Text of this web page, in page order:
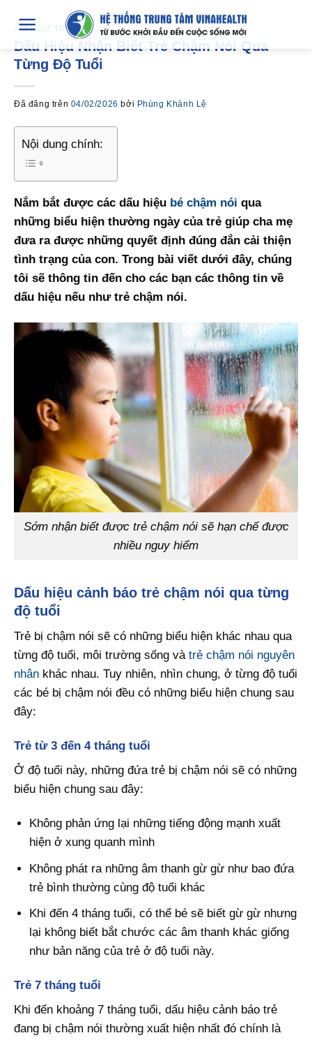
nội
dung
ÂM NGỮ TRỊ LIỆU
Dấu Hiệu Nhận Biết Trẻ Chậm Nói Qua
Từng Độ Tuổi
Đã đăng trên 04/02/2026 bởi Phùng Khánh Lệ
Nội dung chính:
Nắm bắt được các dấu hiệu bé chậm nói qua
những biểu hiện thường ngày của trẻ giúp cha mẹ
đưa ra được những quyết định đúng đắn cải thiện
tình trạng của con. Trong bài viết dưới đây, chúng
tôi sẽ thông tin đến cho các bạn các thông tin về
dấu hiệu nếu như trẻ chậm nói.
Sớm nhận biết được trẻ chậm nói sẽ hạn chế được
nhiều nguy hiểm
Dấu hiệu cảnh báo trẻ chậm nói qua từng
độ tuổi
Trẻ bị chậm nói sẽ có những biểu hiện khác nhau qua
từng độ tuổi, môi trường sống và trẻ chậm nói nguyên
nhân khác nhau. Tuy nhiên, nhìn chung, ở từng độ tuổi
các bé bị chậm nói đều có những biểu hiện chung sau
đây:
Trẻ từ 3 đến 4 tháng tuổi
Ở độ tuổi này, những đứa trẻ bị chậm nói sẽ có những
biểu hiện chung sau đây:
Không phản ứng lại những tiếng động mạnh xuất
hiện ở xung quanh mình
Không phát ra những âm thanh gừ gừ như bao đứa
trẻ bình thường cùng độ tuổi khác
Khi đến 4 tháng tuổi, có thể bé sẽ biết gừ gừ nhưng
lại không biết bắt chước các âm thanh khác giống
như bản năng của trẻ ở độ tuổi này.
Trẻ 7 tháng tuổi
Khi đến khoảng 7 tháng tuổi, dấu hiệu cảnh báo trẻ
đang bị chậm nói thường xuất hiện nhất đó chính là